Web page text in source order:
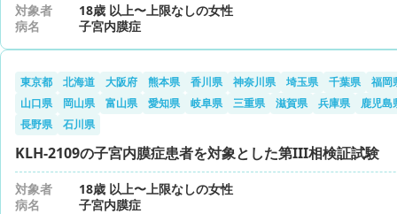
対象者
18歳 以上〜上限なしの女性
病名
子宮内膜症
東京都 北海道 大阪府 熊本県 香川県 神奈川県 埼玉県 千葉県
福岡
山口県
岡山県 富山県 愛知県 岐阜県 三重県 滋賀県 兵庫県
鹿児島
長野県
石川県
KLH-2109の子宮内膜症患者を対象とした第III相検証試験
対象者
18歳 以上〜上限なしの女性
病名
子宮内膜症